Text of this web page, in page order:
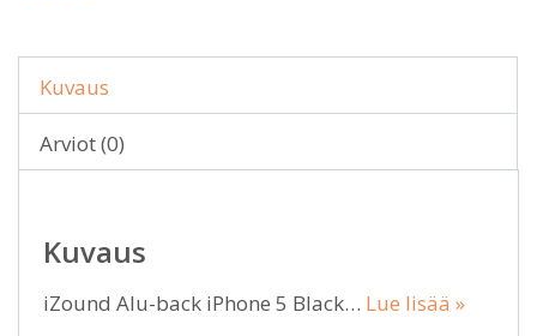
Kuvaus
Arviot (0)
Kuvaus
iZound Alu-back iPhone 5 Black… Lue lisää »